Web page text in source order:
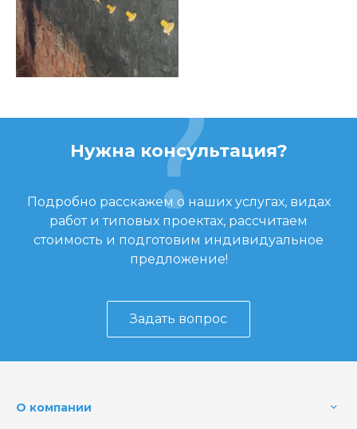
Нужна консультация?
Подробно расскажем о наших услугах, видах
работ и типовых проектах, рассчитаем
стоимость и подготовим индивидуальное
предложение!
Задать вопрос
О компании